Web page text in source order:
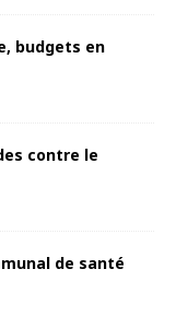
budgets en
contre le
de santé